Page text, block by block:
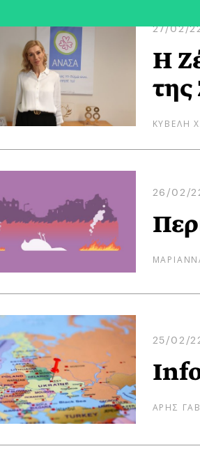
27/02/
Η
ΚΥΒΕΛΗ
26/02/
25/02/
ΑΡΗΣ